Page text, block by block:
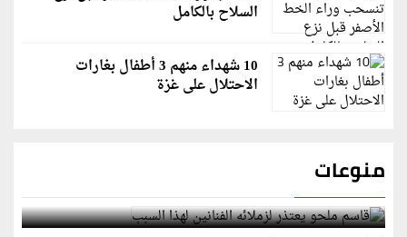
السلاح بالكامل
10 شهداء منهم 3 أطفال بغارات
الاحتلال على غزة
منوعات
قاسم ملحو يعتذر لزملائه الفنانين لهذا السبب